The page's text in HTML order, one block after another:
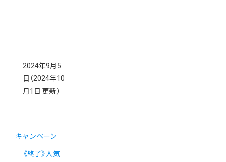
2024年9月5
日 （2024年10
月1日 更新）
キャンペーン
《終了》人気